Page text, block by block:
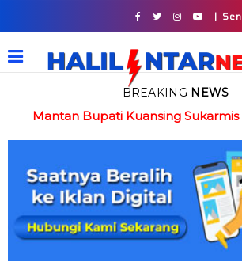
|
BREAKING NEWS
Mantan Bupati Kuansing